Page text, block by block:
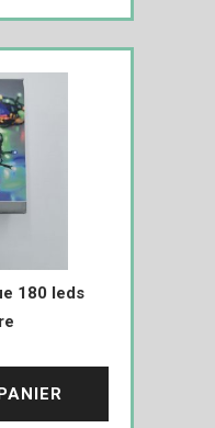
180 leds